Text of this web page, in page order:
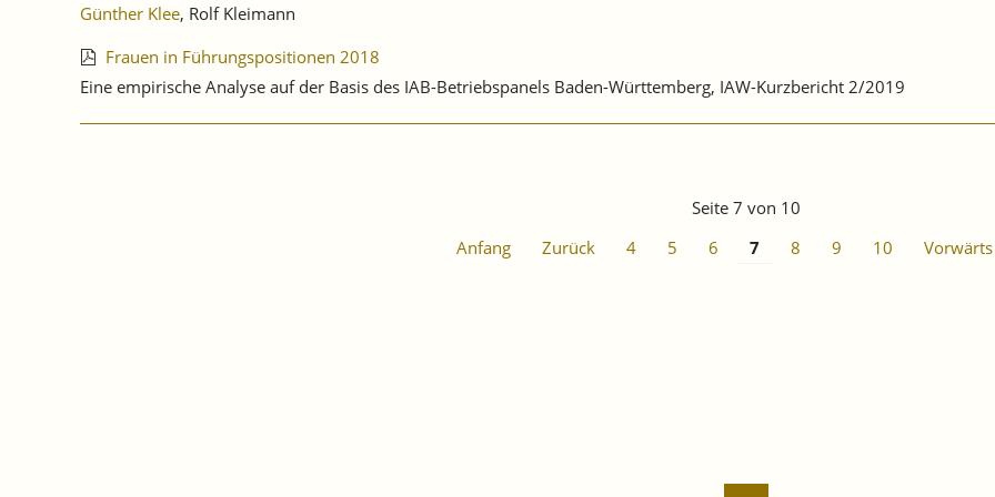
Günther Klee, Rolf Kleimann
Frauen in Führungspositionen 2018
Eine empirische Analyse auf der Basis des IAB-Betriebspanels Baden-Württemberg, IAW-Kurzbericht 2/2019
Seite 7 von 10
Anfang
Zurück 4 5 6 7 8 9 10 Vorwärts